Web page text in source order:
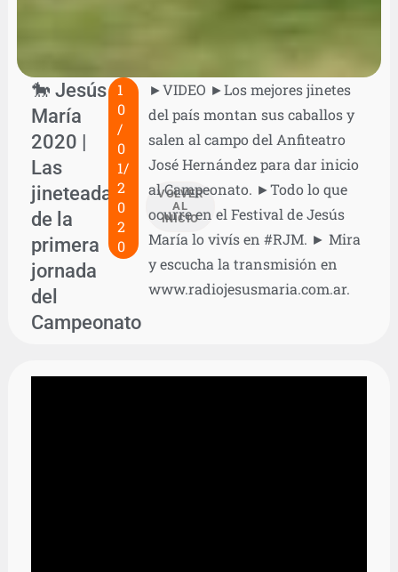
🐎 Jesús
María
2020 |
Las
jineteadas
de la
primera
jornada
del
Campeonato
1
0
/
0
1/
2
0
2
0
VOLVER
AL
INICIO
►VIDEO ►Los mejores jinetes
del país montan sus caballos y
salen al campo del Anfiteatro
José Hernández para dar inicio
al Campeonato. ►Todo lo que
ocurre en el Festival de Jesús
María lo vivís en #RJM. ► Mira
y escucha la transmisión en
www.radiojesusmaria.com.ar.